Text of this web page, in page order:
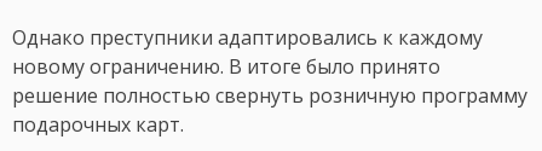
Однако преступники адаптировались к каждому
новому ограничению. В итоге было принято
решение полностью свернуть розничную программу
подарочных карт.